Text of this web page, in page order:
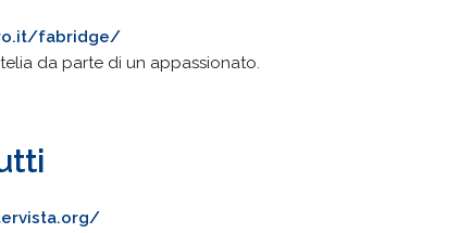
fabridge/
da parte di un appassionato.